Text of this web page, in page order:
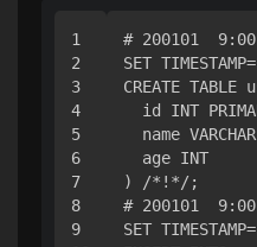
1
2
3
4
5
6
7
8
9
# 200101
SET
CREATE
id INT
name
  age INT
) /*!*/;
# 200101
SET